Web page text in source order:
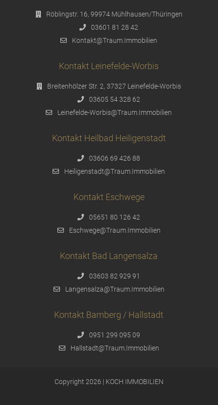
Röblingstr. 16, 99974 Mühlhausen/Thüringen
03601 81 28 42
Kontakt@Traum.Immobilien
Kontakt Leinefelde-Worbis
Breitenhölzer Str. 2, 37327 Leinefelde-Worbis
03605 54 328 62
Leinefelde-Worbis@Traum.Immobilien
Kontakt Heilbad Heiligenstadt
03606 69 426 88
Heiligenstadt@Traum.Immobilien
Kontakt Eschwege
05651 80 126 42
Eschwege@Traum.Immobilien
Kontakt Bad Langensalza
03603 82 929 91
Langensalza@Traum.Immobilien
Kontakt Bamberg / Hallstadt
0951 299 095 09
Hallstadt@Traum.Immobilien
Copyright 2026 | KOCH IMMOBILIEN